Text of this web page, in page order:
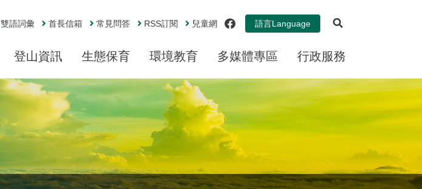
雙語詞彙 首長信箱 常見問答 RSS訂閱 兒童網 facebook
語言Language
登山資訊 生態保育 環境教育 多媒體專區 行政服務